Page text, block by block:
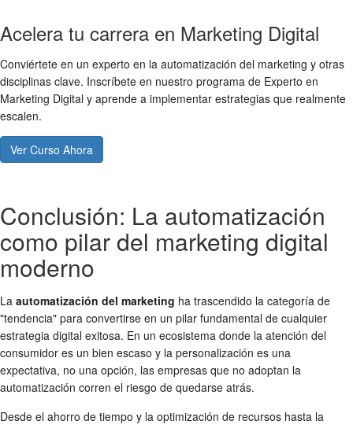
Acelera tu carrera en Marketing Digital
Conviértete en un experto en la automatización del marketing y otras
disciplinas clave. Inscríbete en nuestro programa de Experto en
Marketing Digital y aprende a implementar estrategias que realmente
escalen.
Ver Curso Ahora
Conclusión: La automatización
como pilar del marketing digital
moderno
La automatización del marketing ha trascendido la categoría de
"tendencia" para convertirse en un pilar fundamental de cualquier
estrategia digital exitosa. En un ecosistema donde la atención del
consumidor es un bien escaso y la personalización es una
expectativa, no una opción, las empresas que no adoptan la
automatización corren el riesgo de quedarse atrás.
Desde el ahorro de tiempo y la optimización de recursos hasta la